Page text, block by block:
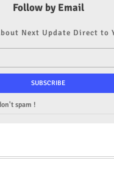
Follow by Email
Next Update Direct to
spam !